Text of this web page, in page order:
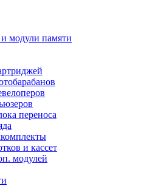
модули памяти
переноса
и кассет
модулей